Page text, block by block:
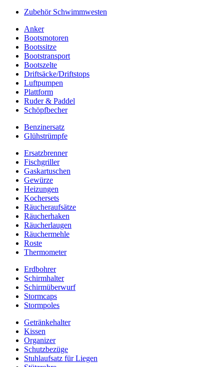
Zubehör Schwimmwesten
Anker
Bootsmotoren
Bootssitze
Bootstransport
Bootszelte
Driftsäcke/Driftstops
Luftpumpen
Plattform
Ruder & Paddel
Schöpfbecher
Benzinersatz
Glühstrümpfe
Ersatzbrenner
Fischgriller
Gaskartuschen
Gewürze
Heizungen
Kochersets
Räucheraufsätze
Räucherhaken
Räucherlaugen
Räuchermehle
Roste
Thermometer
Erdbohrer
Schirmhalter
Schirmüberwurf
Stormcaps
Stormpoles
Getränkehalter
Kissen
Organizer
Schutzbezüge
Stuhlaufsatz für Liegen